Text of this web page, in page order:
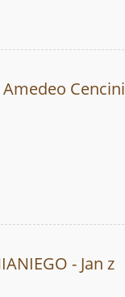
Amedeo Cencini
- Jan z